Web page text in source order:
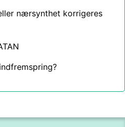
nærsynthet korrigeres